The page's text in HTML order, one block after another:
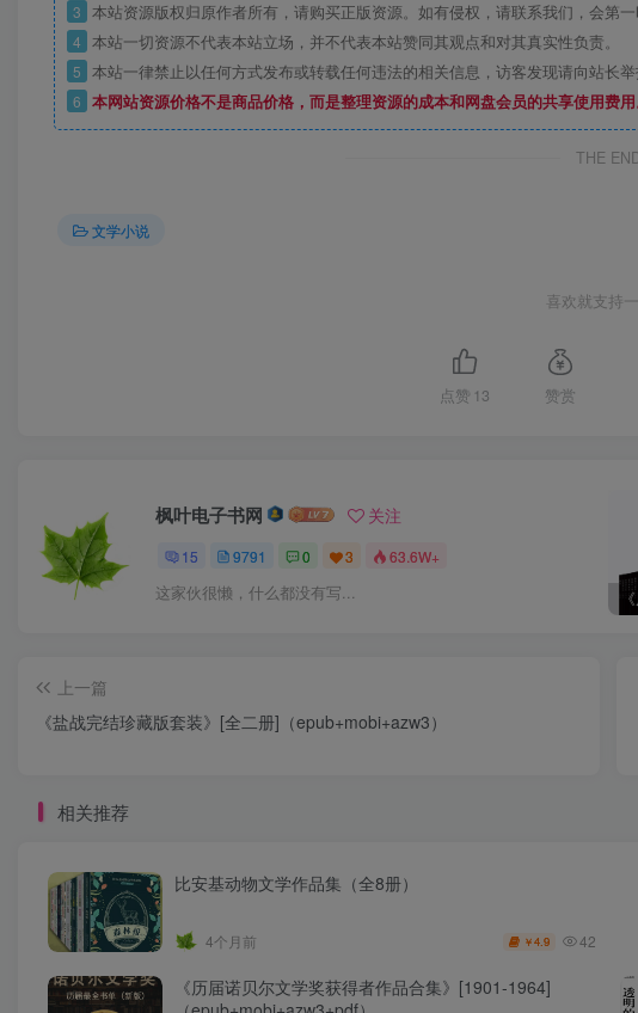
3 本站资源版权归原作者所有，请购买正版资源。如有侵权，请联系我们，会第一
4 本站一切资源不代表本站立场，并不代表本站赞同其观点和对其真实性负责。
5 本站一律禁止以任何方式发布或转载任何违法的相关信息，访客发现请向站长举
6 本网站资源价格不是商品价格，而是整理资源的成本和网盘会员的共享使用费用
THE
文学小说
喜欢就支持
点赞 13 赞赏
枫叶电子书网 关注
15 9791 0 3 63.6W+
这家伙很懒，什么都没有写...
上一篇
《盐战完结珍藏版套装》[全二册]（epub+mobi+azw3）
相关推荐
比安基动物文学作品集（全8册）
4个月前 ￥4.9 42
《历届诺贝尔文学奖获得者作品合集》[1901-1964]